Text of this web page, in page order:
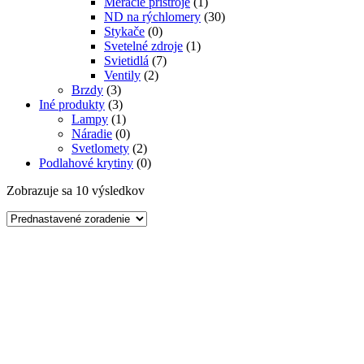
ND na rýchlomery (30)
Stykače (0)
Svetelné zdroje (1)
Svietidlá (7)
Ventily (2)
Brzdy (3)
Iné produkty (3)
Lampy (1)
Náradie (0)
Svetlomety (2)
Podlahové krytiny (0)
Zobrazuje sa 10 výsledkov